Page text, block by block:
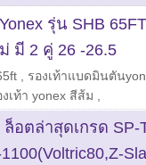
รุ่น SHB
มี 2 คู่ 26 -26.5
รองเท้าแบดมินตัน
งเท้า yonex สีส้ม
อตล่าสุดเกรด SP-